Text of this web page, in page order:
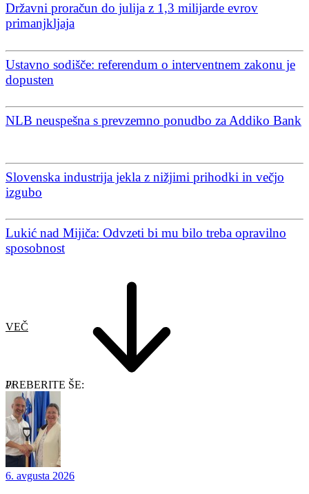
Državni proračun do julija z 1,3 milijarde evrov
primanjkljaja
Ustavno sodišče: referendum o interventnem zakonu je
dopusten
NLB neuspešna s prevzemno ponudbo za Addiko Bank
Slovenska industrija jekla z nižjimi prihodki in večjo
izgubo
Lukić nad Mijiča: Odvzeti bi mu bilo treba opravilno
sposobnost
VEČ
PREBERITE ŠE:
6. avgusta 2026